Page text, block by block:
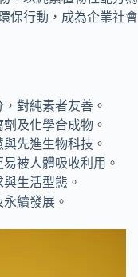
保行動，成為企業社會
，對純素者友善。
及化學合成物。
與先進生物科技。
易被人體吸收利用。
與生活型態。
永續發展。